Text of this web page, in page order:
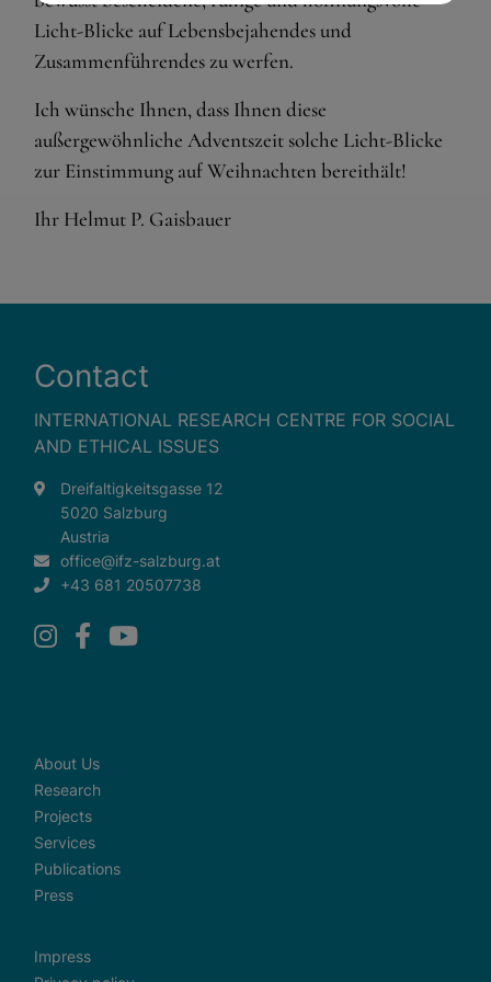
Licht-Blicke auf Lebensbejahendes und
Zusammenführendes zu werfen.
Ich wünsche Ihnen, dass Ihnen diese
außergewöhnliche Adventszeit solche Licht-Blicke
zur Einstimmung auf Weihnachten bereithält!
Ihr Helmut P. Gaisbauer
Contact
INTERNATIONAL RESEARCH CENTRE FOR SOCIAL
AND ETHICAL ISSUES
Dreifaltigkeitsgasse 12
5020 Salzburg
Austria
office@ifz-salzburg.at
+43 681 20507738
About Us
Research
Projects
Services
Publications
Press
Impress
und sind für die einwandfreie Funktion der Website
Spracheinstellungen
Externe Medien
Wenn Cookies von externen Medien akzeptiert werden,